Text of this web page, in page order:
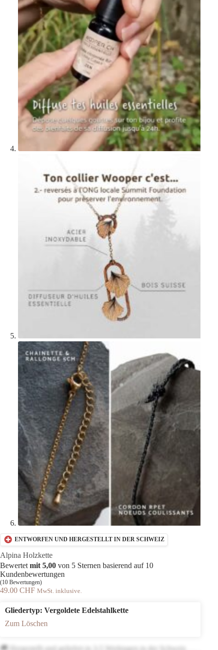
ENTWORFEN UND HERGESTELLT IN DER SCHWEIZ
Alpina Holzkette
Bewertet mit 5,00 von 5 Sternen basierend auf 10
Kundenbewertungen
(10 Bewertungen)
49.00 CHF MwSt. inklusive.
Gliedertyp: Vergoldete Edelstahlkette
Zum Löschen
🚚 Hergestellt und geliefert in 3-5 Werktagen in der Schweiz